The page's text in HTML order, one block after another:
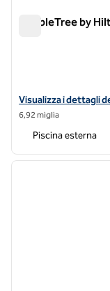
DoubleTree by
Visualizza i dettagli
Visualizza i dettagli
6,92 miglia
Piscina esterna
1 di 12